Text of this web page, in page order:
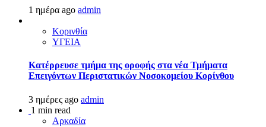
1 ημέρα ago admin
Κορινθία
ΥΓΕΙΑ
Kατέρρευσε τμήμα της οροφής στα νέα Τμήματα
Επειγόντων Περιστατικών Νοσοκομείου Κορίνθου
3 ημέρες ago admin
1 min read
Αρκαδία